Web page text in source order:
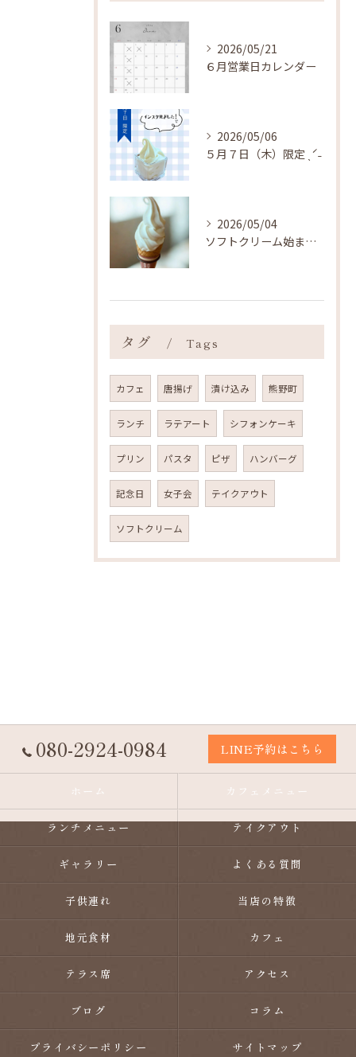
2026/05/21
６月営業日カレンダー
2026/05/06
５月７日（木）限定 ˎˊ˗
2026/05/04
ソフトクリーム始まりました ˎˊ˗
タグ Tags
カフェ 唐揚げ 漬け込み 熊野町
ランチ ラテアート シフォンケーキ
プリン パスタ ピザ ハンバーグ
記念日 女子会 テイクアウト
ソフトクリーム
080-2924-0984 LINE予約はこちら
ホーム カフェメニュー
ランチメニュー テイクアウト
ギャラリー よくある質問
子供連れ 当店の特徴
地元食材 カフェ
テラス席 アクセス
ブログ コラム
プライバシーポリシー サイトマップ